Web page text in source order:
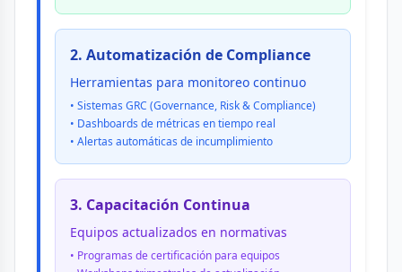
2. Automatización de Compliance
Herramientas para monitoreo continuo
• Sistemas GRC (Governance, Risk & Compliance)
• Dashboards de métricas en tiempo real
• Alertas automáticas de incumplimiento
3. Capacitación Continua
Equipos actualizados en normativas
• Programas de certificación para equipos